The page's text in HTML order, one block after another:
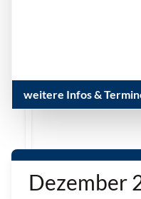
weitere Infos &
Dezember